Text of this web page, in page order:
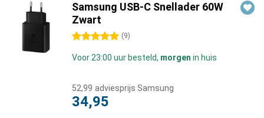
Samsung USB-C Snellader 60W
Zwart
5 sterren (9)
Voor 23:00 uur besteld, morgen in huis
52,99 adviesprijs Samsung
34,95